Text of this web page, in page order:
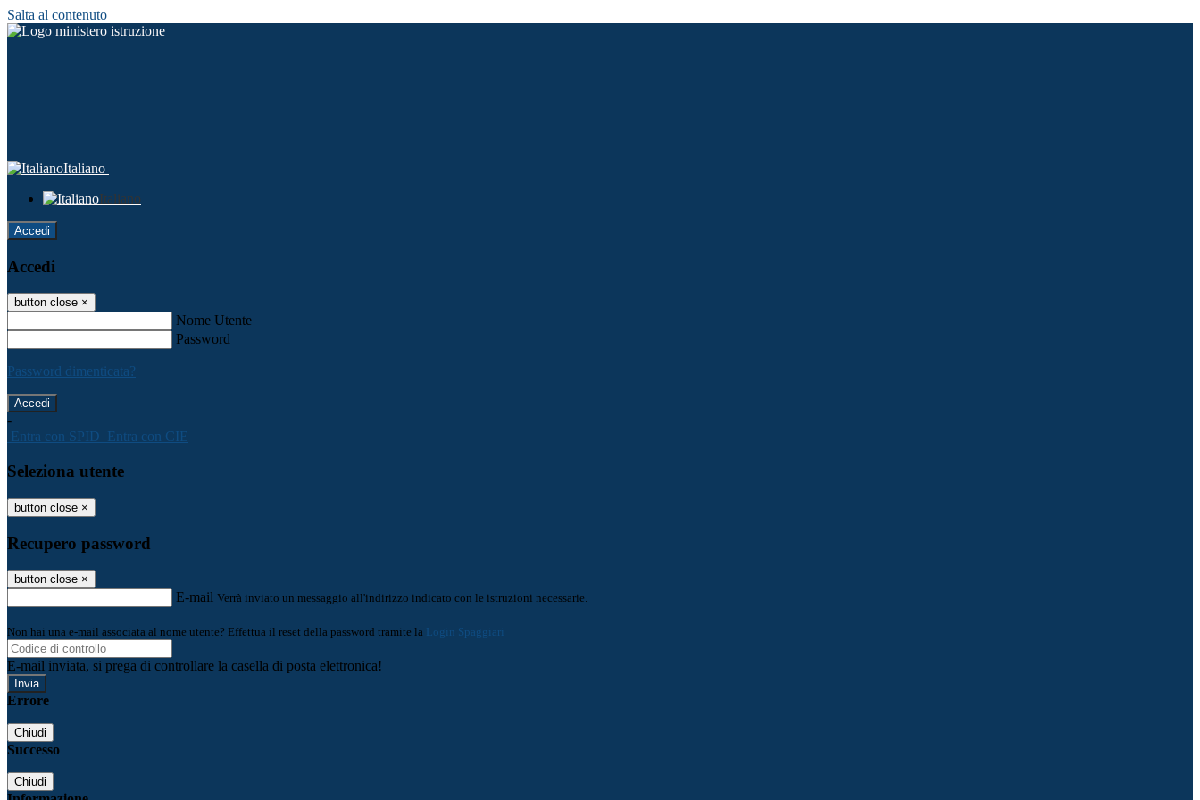
Salta al contenuto
Italiano
Italiano
Accedi
Accedi
button close ×
Nome Utente
Password
Password dimenticata?
-
Entra con SPID Entra con CIE
Seleziona utente
button close ×
Recupero password
button close ×
E-mail Verrà inviato un messaggio all'indirizzo indicato con le istruzioni necessarie.
Non hai una e-mail associata al nome utente? Effettua il reset della password tramite la Login Spaggiari
E-mail inviata, si prega di controllare la casella di posta elettronica!
Errore
Chiudi
Successo
Chiudi